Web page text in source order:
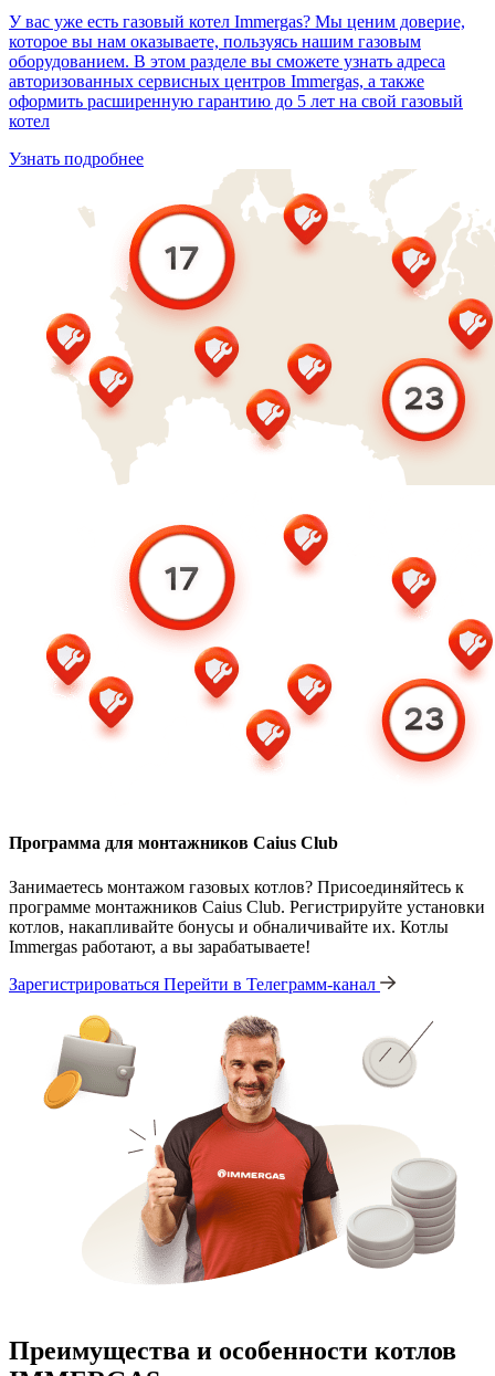
У вас уже есть газовый котел Immergas? Мы ценим доверие,
которое вы нам оказываете, пользуясь нашим газовым
оборудованием. В этом разделе вы сможете узнать адреса
авторизованных сервисных центров Immergas, а также
оформить расширенную гарантию до 5 лет на свой газовый
котел
Узнать подробнее
Программа для монтажников Caius Club
Занимаетесь монтажом газовых котлов? Присоединяйтесь к
программе монтажников Caius Club. Регистрируйте установки
котлов, накапливайте бонусы и обналичивайте их. Котлы
Immergas работают, а вы зарабатываете!
Зарегистрироваться Перейти в Телеграмм-канал
Преимущества и особенности котлов